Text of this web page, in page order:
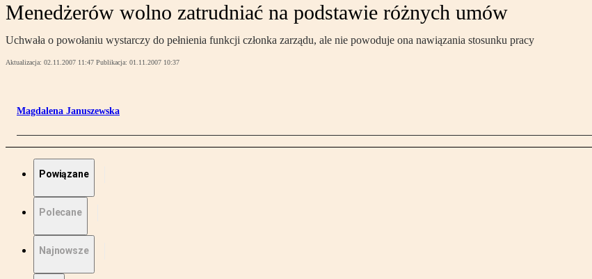
Menedżerów wolno zatrudniać na podstawie różnych umów
Uchwała o powołaniu wystarczy do pełnienia funkcji członka zarządu, ale nie powoduje ona nawiązania stosunku pracy
Aktualizacja: 02.11.2007 11:47 Publikacja: 01.11.2007 10:37
Magdalena Januszewska
Powiązane
Polecane
Najnowsze